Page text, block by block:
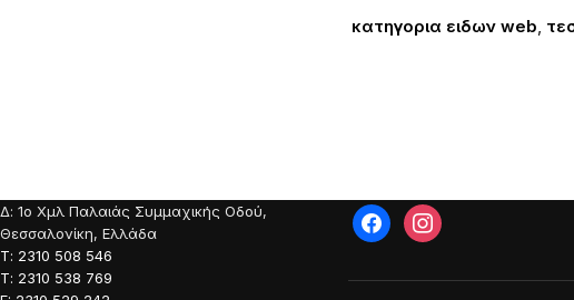
κατηγορια ειδων web,
Δ: 1o Χμλ Παλαιάς Συμμαχικής Οδού,
Θεσσαλονίκη, Ελλάδα
Τ: 2310 508 546
Τ: 2310 538 769